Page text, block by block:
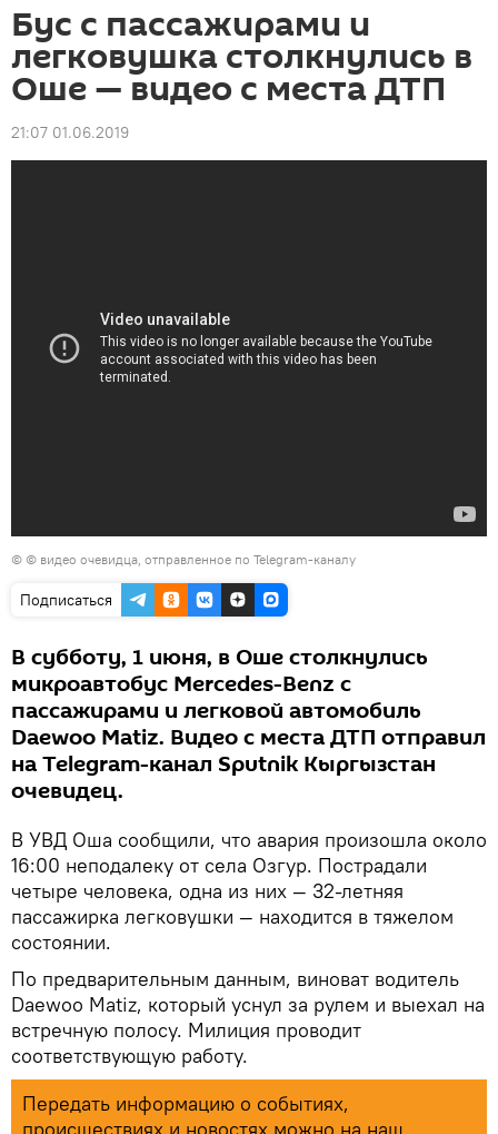
Бус с пассажирами и
легковушка столкнулись в
Оше — видео с места ДТП
21:07 01.06.2019
© © видео очевидца, отправленное по Telegram-каналу
Подписаться
В субботу, 1 июня, в Оше столкнулись
микроавтобус Mercedes-Benz с
пассажирами и легковой автомобиль
Daewoo Matiz. Видео с места ДТП отправил
на Telegram-канал Sputnik Кыргызстан
очевидец.
В УВД Оша сообщили, что авария произошла около
16:00 неподалеку от села Озгур. Пострадали
четыре человека, одна из них — 32-летняя
пассажирка легковушки — находится в тяжелом
состоянии.
По предварительным данным, виноват водитель
Daewoo Matiz, который уснул за рулем и выехал на
встречную полосу. Милиция проводит
соответствующую работу.
Передать информацию о событиях,